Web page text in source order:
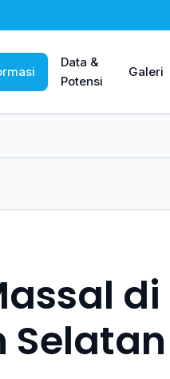
Data &
Potensi
Galeri
di
Selatan